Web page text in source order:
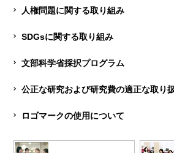
人権問題に関する取り組み
SDGsに関する取り組み
文部科学省採択プログラム
公正な研究および研究費の適正な取り
ロゴマークの使用について